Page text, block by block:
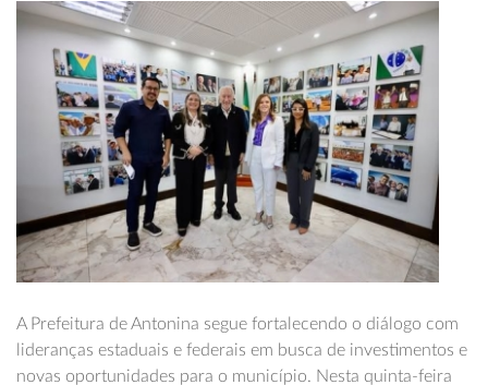
A Prefeitura de Antonina segue fortalecendo o diálogo com
lideranças estaduais e federais em busca de investimentos e
novas oportunidades para o município. Nesta quinta-feira